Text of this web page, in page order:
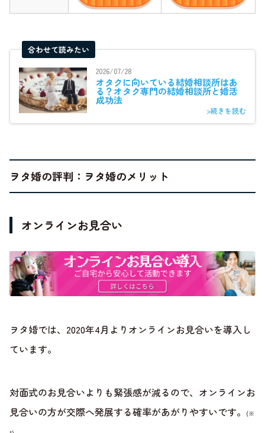
合わせて読みたい
2026/07/28
オタクに向いている結婚相談所はあ
る？オタク専門の結婚相談所と婚活
成功法
>続きを読む
ヲタ婚の評判：ヲタ婚のメリット
オンラインお見合い
ヲタ婚では、2020年4月よりオンラインお見合いを導入し
ています。
対面式のお見合いよりも緊張感が減るので、オンラインお
見合いの方が交際へ発展する確率があがりやすいです。
(※